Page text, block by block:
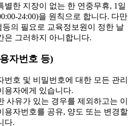
별한 지장이 없는 한 연중무휴, 1일
24:00)을 원칙으로 합니다. 다만
등의 필요로 교육정보원이 정한 날
은 그러하지 아니합니다.
자번호 등)
호 및 비밀번호에 대한 모든 관리
용자에게 있습니다.
사유가 있는 경우를 제외하고는 이
용자번호를 공유, 양도 또는 변경할
다.